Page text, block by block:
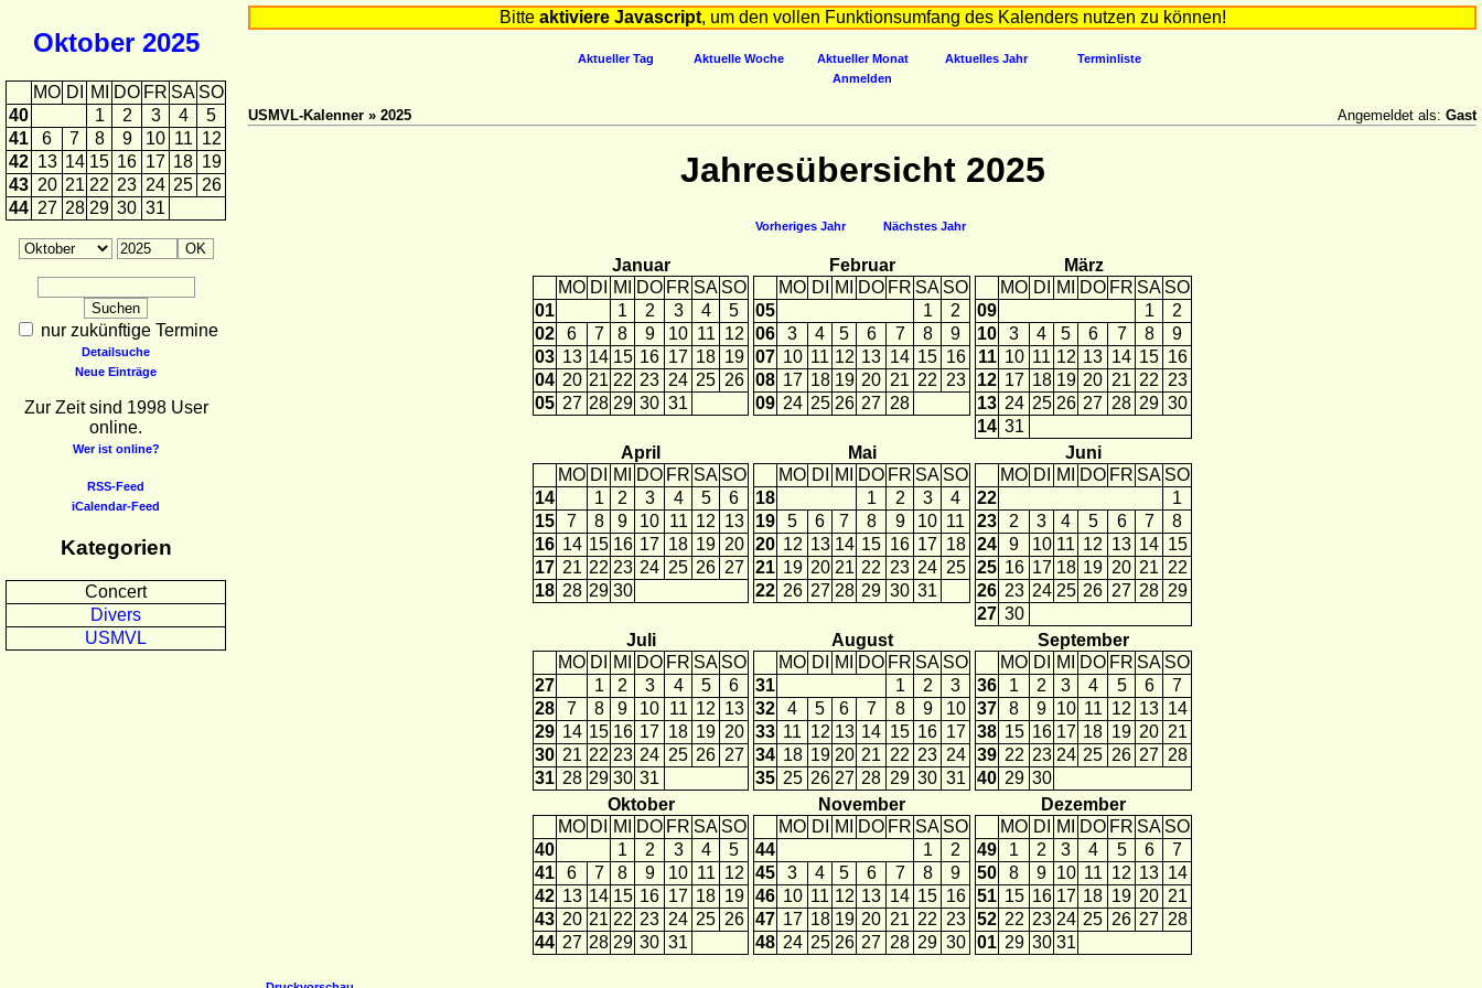
Oktober 2025
MO DI MI DO FR SA SO
40
1 2 3 4
5
41
6 7 8 9 10 11 12
42 13 14 15 16 17 18 19
43 20 21 22 23 24 25 26
44 27 28 29 30 31
nur zukünftige Termine
Detailsuche
Neue Einträge
Zur Zeit sind 1998 User
online.
Wer ist online?
RSS-Feed
iCalendar-Feed
Kategorien
Concert
Divers
USMVL
Bitte aktiviere Javascript, um den vollen Funktionsumfang des Kalenders nutzen zu können!
Aktueller Tag Aktuelle Woche Aktueller Monat Aktuelles Jahr
Terminliste
Anmelden
USMVL-Kalenner » 2025 Angemeldet als: Gast
Jahresübersicht 2025
Vorheriges Jahr Nächstes Jahr
Januar
MO DI MI DO FR SA SO
01
1 2 3 4
5
02
6 7 8 9 10 11 12
03 13 14 15 16 17 18 19
04 20 21 22 23 24 25 26
05 27 28 29 30 31
Februar
MO DI MI DO FR SA SO
05
1
2
06
3 4 5 6 7 8
9
07 10 11 12 13 14 15 16
08 17 18 19 20 21 22 23
09 24 25 26 27 28
März
MO DI MI DO FR SA SO
09
1
2
10
3 4 5 6 7 8
9
11 10 11 12 13 14 15 16
12 17 18 19 20 21 22 23
13 24 25 26 27 28 29 30
14 31
April
MO DI MI DO FR SA SO
14
1 2 3 4 5
6
15
7 8 9 10 11 12 13
16 14 15 16 17 18 19 20
17 21 22 23 24 25 26 27
18 28 29 30
Mai
MO DI MI DO FR SA SO
18
1 2 3
4
19
5 6 7 8 9 10 11
20 12 13 14 15 16 17 18
21 19 20 21 22 23 24 25
22 26 27 28 29 30 31
Juni
MO DI MI DO FR SA SO
22
1
23
2 3 4 5 6 7
8
24
9 10 11 12 13 14 15
25 16 17 18 19 20 21 22
26 23 24 25 26 27 28 29
27 30
Juli
MO DI MI DO FR SA SO
27
1 2 3 4 5
6
28
7 8 9 10 11 12 13
29 14 15 16 17 18 19 20
30 21 22 23 24 25 26 27
31 28 29 30 31
August
MO DI MI DO FR SA SO
31
1 2
3
32
4 5 6 7 8 9
10
33 11 12 13 14 15 16 17
34 18 19 20 21 22 23 24
35 25 26 27 28 29 30 31
September
MO DI MI DO FR SA SO
36
1 2 3 4 5 6
7
37
8 9 10 11 12 13 14
38 15 16 17 18 19 20 21
39 22 23 24 25 26 27 28
40 29 30
Oktober
MO DI MI DO FR SA SO
40
1 2 3 4
5
41
6 7 8 9 10 11 12
42 13 14 15 16 17 18 19
43 20 21 22 23 24 25 26
44 27 28 29 30 31
November
MO DI MI DO FR SA SO
44
1
2
45
3 4 5 6 7 8
9
46 10 11 12 13 14 15 16
47 17 18 19 20 21 22 23
48 24 25 26 27 28 29 30
Dezember
MO DI MI DO FR SA SO
49
1 2 3 4 5 6
7
50
8 9 10 11 12 13 14
51 15 16 17 18 19 20 21
52 22 23 24 25 26 27 28
01 29 30 31